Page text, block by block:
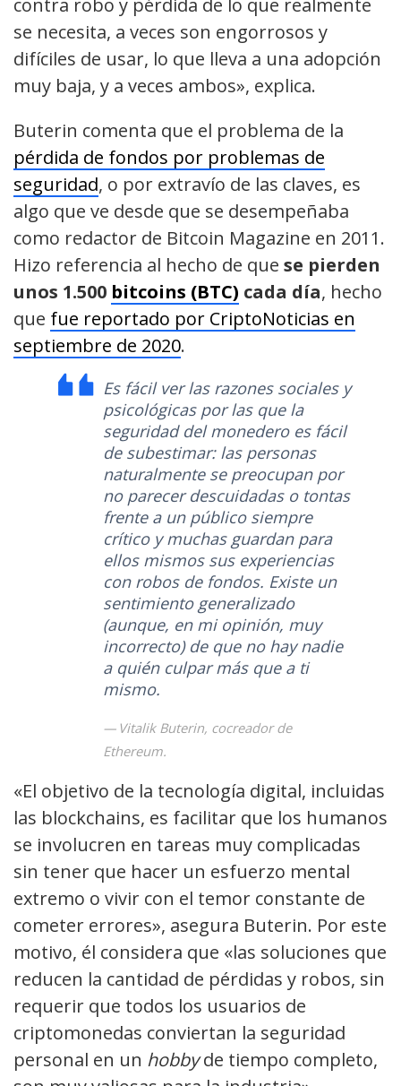
se necesita, a veces son engorrosos y
difíciles de usar, lo que lleva a una adopción
muy baja, y a veces ambos», explica.
Buterin comenta que el problema de la
pérdida de fondos por problemas de
seguridad, o por extravío de las claves, es
algo que ve desde que se desempeñaba
como redactor de Bitcoin Magazine en 2011.
Hizo referencia al hecho de que se pierden
unos 1.500 bitcoins (BTC) cada día, hecho
que fue reportado por CriptoNoticias en
septiembre de 2020.
Es fácil ver las razones sociales y
psicológicas por las que la
seguridad del monedero es fácil
de subestimar: las personas
naturalmente se preocupan por
no parecer descuidadas o tontas
frente a un público siempre
crítico y muchas guardan para
ellos mismos sus experiencias
con robos de fondos. Existe un
sentimiento generalizado
(aunque, en mi opinión, muy
incorrecto) de que no hay nadie
a quién culpar más que a ti
mismo.
Vitalik Buterin, cocreador de
Ethereum.
«El objetivo de la tecnología digital, incluidas
las blockchains, es facilitar que los humanos
se involucren en tareas muy complicadas
sin tener que hacer un esfuerzo mental
extremo o vivir con el temor constante de
cometer errores», asegura Buterin. Por este
motivo, él considera que «las soluciones que
reducen la cantidad de pérdidas y robos, sin
requerir que todos los usuarios de
criptomonedas conviertan la seguridad
personal en un hobbyde tiempo completo,